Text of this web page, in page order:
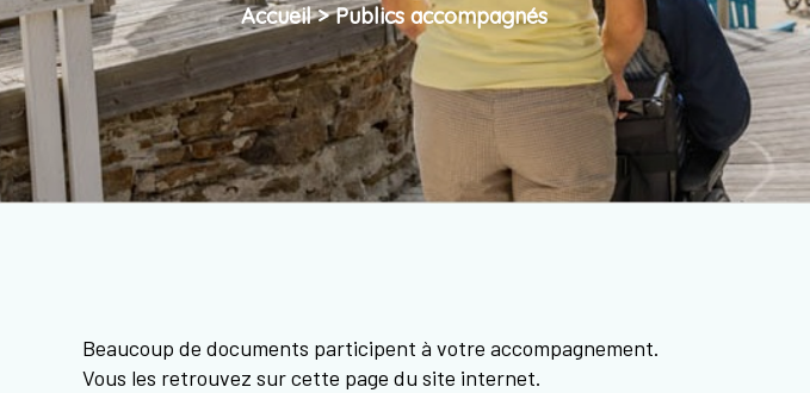
Accueil > Publics accompagnés
Beaucoup de documents participent à votre accompagnement.
Vous les retrouvez sur cette page du site internet.